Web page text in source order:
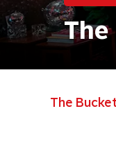
The
The